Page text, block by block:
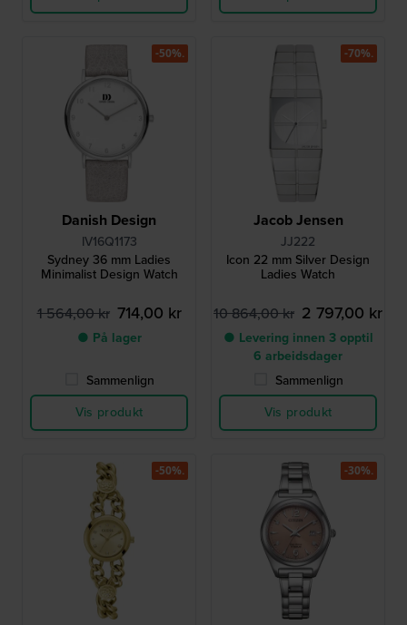
Danish Design
IV16Q1173
Sydney 36 mm Ladies
Minimalist Design Watch
1 564,00 kr 714,00 kr
● På lager
Sammenlign
Vis produkt
-50%.
Jacob Jensen
JJ222
Icon 22 mm Silver Design
Ladies Watch
10 864,00 kr 2 797,00 kr
● Levering innen 3 opptil
6 arbeidsdager
Sammenlign
Vis produkt
-70%.
-50%. -30%.